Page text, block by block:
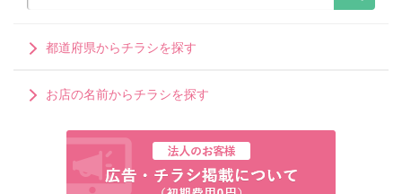
都道府県からチラシを探す
お店の名前からチラシを探す